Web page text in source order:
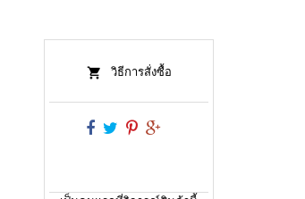
วิธีการสั่งซื้อ